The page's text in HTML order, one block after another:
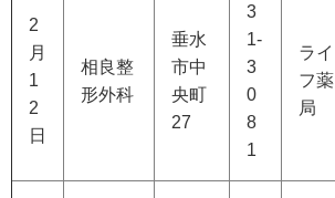
2
月
1
2
日
相良整
形外科
垂水
市中
央町
27
3
1-
3
0
8
1
ライ
フ薬
局